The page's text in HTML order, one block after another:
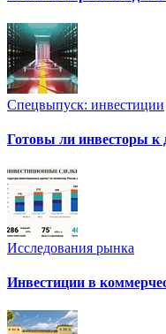
Спецвыпуск: инвестиции
Готовы ли инвесторы к
Исследования рынка
Инвестиции в